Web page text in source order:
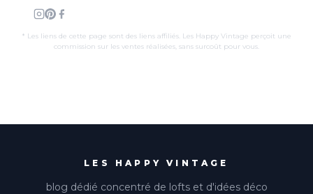
* Les liens de cette page sont des liens affiliés. Les Happy Vintage perçoit une
commission sur les ventes réalisées, sans surcoût pour vous.
LES HAPPY VINTAGE
blog dédié concentré de lofts et d'idées déco